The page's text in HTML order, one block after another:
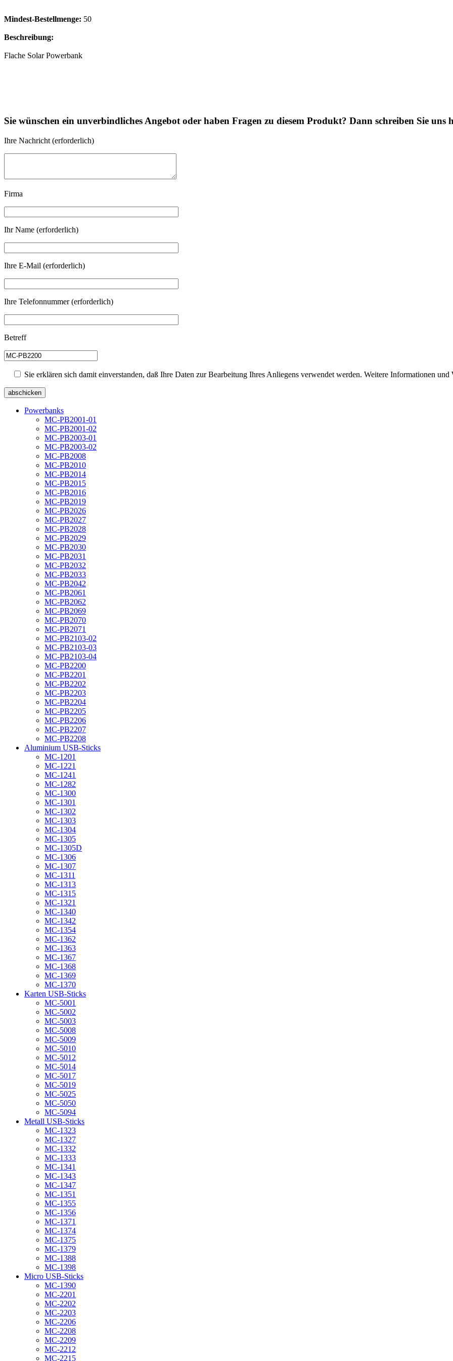
Mindest-Bestellmenge: 50
Beschreibung:
Flache Solar Powerbank
Sie wünschen ein unverbindliches Angebot oder haben Fragen zu diesem Produkt? Dann schreiben Sie uns
Ihre Nachricht (erforderlich)
Firma
Ihr Name (erforderlich)
Ihre E-Mail (erforderlich)
Ihre Telefonnummer (erforderlich)
Betreff
Sie erklären sich damit einverstanden, daß Ihre Daten zur Bearbeitung Ihres Anliegens verwendet werden. Weitere Informationen
Powerbanks
MC-PB2001-01
MC-PB2001-02
MC-PB2003-01
MC-PB2003-02
MC-PB2008
MC-PB2010
MC-PB2014
MC-PB2015
MC-PB2016
MC-PB2019
MC-PB2026
MC-PB2027
MC-PB2028
MC-PB2029
MC-PB2030
MC-PB2031
MC-PB2032
MC-PB2033
MC-PB2042
MC-PB2061
MC-PB2062
MC-PB2069
MC-PB2070
MC-PB2071
MC-PB2103-02
MC-PB2103-03
MC-PB2103-04
MC-PB2200
MC-PB2201
MC-PB2202
MC-PB2203
MC-PB2204
MC-PB2205
MC-PB2206
MC-PB2207
MC-PB2208
Aluminium USB-Sticks
MC-1201
MC-1221
MC-1241
MC-1282
MC-1300
MC-1301
MC-1302
MC-1303
MC-1304
MC-1305
MC-1305D
MC-1306
MC-1307
MC-1311
MC-1313
MC-1315
MC-1321
MC-1340
MC-1342
MC-1354
MC-1362
MC-1363
MC-1367
MC-1368
MC-1369
MC-1370
Karten USB-Sticks
MC-5001
MC-5002
MC-5003
MC-5008
MC-5009
MC-5010
MC-5012
MC-5014
MC-5017
MC-5019
MC-5025
MC-5050
MC-5094
Metall USB-Sticks
MC-1323
MC-1327
MC-1332
MC-1333
MC-1341
MC-1343
MC-1347
MC-1351
MC-1355
MC-1356
MC-1371
MC-1374
MC-1375
MC-1379
MC-1388
MC-1398
Micro USB-Sticks
MC-1390
MC-2201
MC-2202
MC-2203
MC-2206
MC-2208
MC-2209
MC-2212
MC-2215